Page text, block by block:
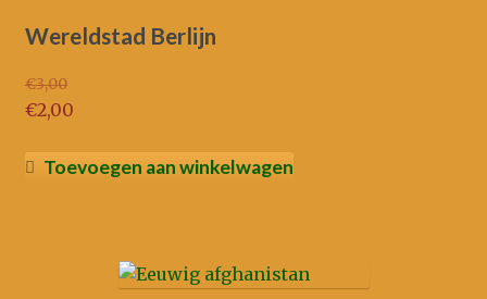
Wereldstad Berlijn
€3,00
Oorspronkelijke
was:
€2,00
prijsToevoegen aan winkelwagen